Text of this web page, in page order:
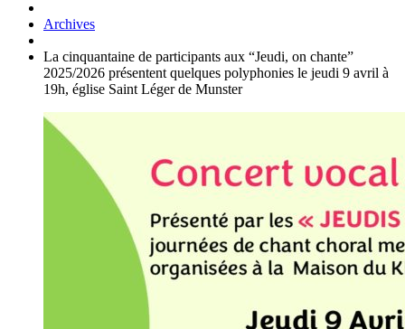
Archives
La cinquantaine de participants aux “Jeudi, on chante”
2025/2026 présentent quelques polyphonies le jeudi 9 avril à
19h, église Saint Léger de Munster